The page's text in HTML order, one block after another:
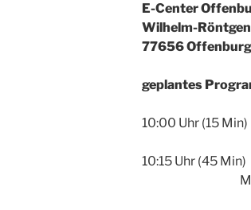
E-Center
Wilhelm-
77656 Offenburg
geplantes
10:00 Uhr (15
10:15 Uhr (45
Manfred